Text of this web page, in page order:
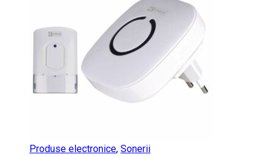
Produse electronice, Sonerii